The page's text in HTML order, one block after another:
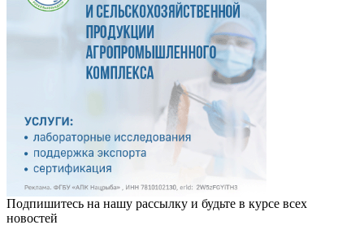
Подпишитесь на нашу рассылку и будьте в курсе всех
новостей